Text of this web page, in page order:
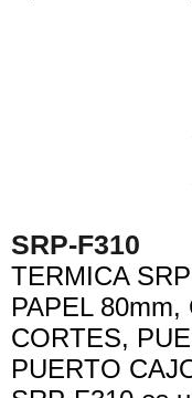
SRP-F310
TERMICA
PAPEL
CORTES,
PUERTO